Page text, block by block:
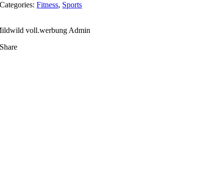
Categories:Fitness, Sports
voll.werbung Admin
Share